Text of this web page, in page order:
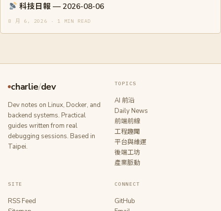
科技日報 — 2026-08-06
8 月 6, 2026 · 1 MIN READ
charlie/dev
Dev notes on Linux, Docker, and
backend systems. Practical
guides written from real
debugging sessions. Based in
Taipei.
TOPICS
AI 前沿
Daily News
前端前線
工程趣聞
平台與維運
後端工坊
產業脈動
SITE
RSS Feed
CONNECT
GitHub